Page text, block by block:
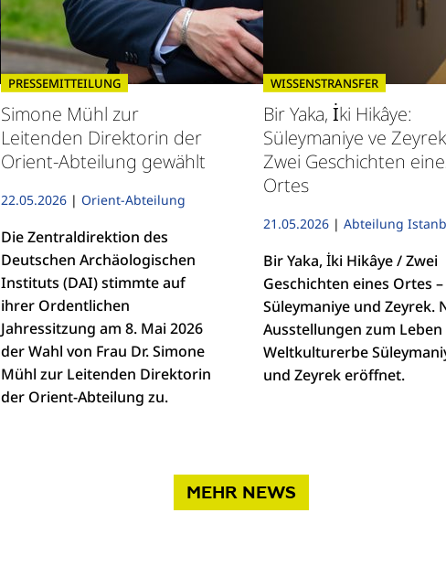
PRESSEMITTEILUNG
Simone Mühl zur
Leitenden Direktorin der
Orient-Abteilung gewählt
22.05.2026 | Orient-Abteilung
Die Zentraldirektion des
Deutschen Archäologischen
Instituts (DAI) stimmte auf
ihrer Ordentlichen
Jahressitzung am 8. Mai 2026
der Wahl von Frau Dr. Simone
Mühl zur Leitenden Direktorin
der Orient-Abteilung zu.
WISSENSTRANSFER
Bir Yaka, İki Hikâye:
Süleymaniye ve
Zwei Geschichten
Ortes
21.05.2026 | Abteilung
Bir Yaka, İki Hikâye / Zwei
Geschichten eines Ortes –
Süleymaniye und Zeyrek.
Ausstellungen zum
Weltkulturerbe
und Zeyrek eröffnet.
MEHR NEWS